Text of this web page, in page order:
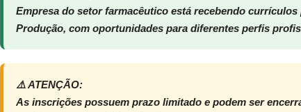
Empresa do setor farmacêutico está recebendo
Produção, com oportunidades para diferentes perfis
⚠️ ATENÇÃO:
As inscrições possuem prazo limitado e podem ser